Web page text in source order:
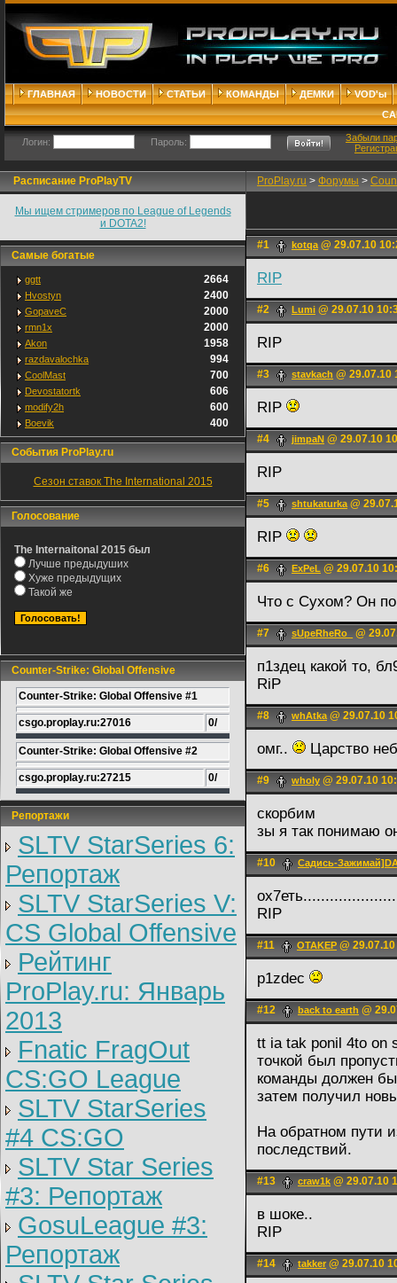
ГЛАВНАЯ НОВОСТИ СТАТЬИ КОМАНДЫ ДЕМКИ
VOD'ы
Логин: Пароль:
Забыли
Расписание ProPlayTV
Мы ищем стримеров по League of Legends
и DOTA2!
Самые богатые
ggtt 2664
Hvostyn 2400
GopaveC 2000
rmn1x 2000
Akon 1958
razdavalochka 994
CoolMast 700
Devostatortk 606
modify2h 600
Boevik 400
События ProPlay.ru
Сезон ставок The International 2015
Голосование
The Internaitonal 2015 был
Лучше предыдуших
Хуже предыдущих
Такой же
Counter-Strike: Global Offensive
Counter-Strike: Global Offensive #1
csgo.proplay.ru:27016 0/
Counter-Strike: Global Offensive #2
csgo.proplay.ru:27215 0/
Репортажи
SLTV StarSeries 6:
Репортаж
SLTV StarSeries V:
CS Global Offensive
Рейтинг
ProPlay.ru: Январь
2013
Fnatic FragOut
CS:GO League
SLTV StarSeries
#4 CS:GO
SLTV Star Series
#3: Репортаж
GosuLeague #3:
Репортаж
ProPlay.ru > Форумы >
#1 kotqa@ 29.07.10
RIP
#2 Lumi @ 29.07.10
RIP
#3 stavkach @ 29.07.10
RIP
#4 jimpaN @ 29.07.10
RIP
#5 shtukaturka@
RIP
#6 ExPeL @ 29.07.10
Что с Сухом? Он
#7 sUpeRheRo_ @
п1здец какой то,
RiP
#8 whAtka@ 29.07.10
омг.. Царство
#9 wholy @ 29.07.10
скорбим
зы я так понимаю
#10 Садись-
RIP
#11 OTAKEP @
p1zdec
#12 back to earth @
tt ia tak ponil 4to on
точкой был
команды должен
затем получил
На обратном пути
последствий.
#13 craw1k @ 29.07.10
в шоке..
RIP
#14 takker @ 29.07.10